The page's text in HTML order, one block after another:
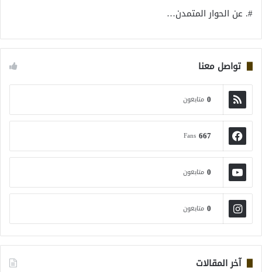
#. عن الحوار المتمدن…
تواصل معنا
0 متابعون
667
Fans
0 متابعون
0 متابعون
آخر المقالات